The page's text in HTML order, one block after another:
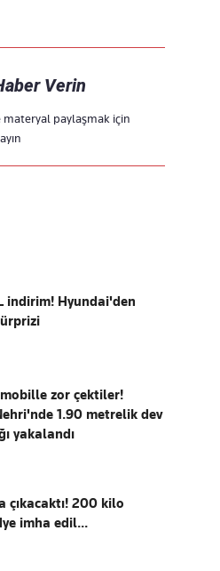
Verin
materyal paylaşmak için
indirim! Hyundai'den
zor çektiler!
1.90 metrelik dev
yakalandı
çıkacaktı! 200 kilo
imha edil...